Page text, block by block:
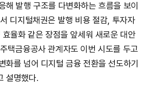
해 발행 구조를 다변화하는 흐름을 보이
디지털채권은 발행 비용 절감, 투자자
율화 같은 장점을 앞세워 새로운 대안
택금융공사 관계자도 이번 시도를 두고
화를 넘어 디지털 금융 전환을 선도하기
설명했다.